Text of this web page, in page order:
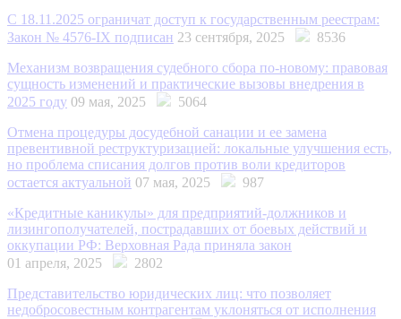
С 18.11.2025 ограничат доступ к государственным реестрам:
Закон № 4576-IX подписан 23 сентября, 2025
8536
Механизм возвращения судебного сбора по-новому: правовая
сущность изменений и практические вызовы внедрения в
2025 году 09 мая, 2025
5064
Отмена процедуры досудебной санации и ее замена
превентивной реструктуризацией: локальные улучшения есть,
но проблема списания долгов против воли кредиторов
остается актуальной 07 мая, 2025
987
«Кредитные каникулы» для предприятий-должников и
лизингополучателей, пострадавших от боевых действий и
оккупации РФ: Верховная Рада приняла закон
01 апреля, 2025
2802
Представительство юридических лиц: что позволяет
недобросовестным контрагентам уклоняться от исполнения